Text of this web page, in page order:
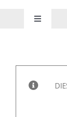
Toggle